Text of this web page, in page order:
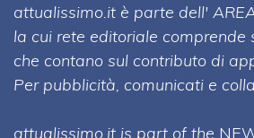
attualissimo.it è parte dell'
la cui rete editoriale
che contano sul contributo di
Per pubblicità, comunicati e
attualissimo.it is part of the